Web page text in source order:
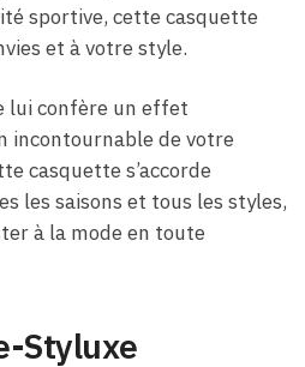
sportive, cette casquette
et à votre style.
lui confère un effet
incontournable de votre
casquette s’accorde
les saisons et tous les styles,
à la mode en toute
Styluxe